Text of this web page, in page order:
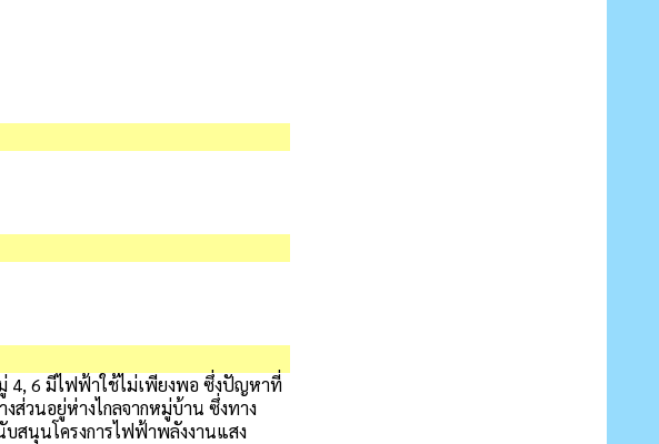
6 มีไฟฟ้าใช้ไม่เพียงพอ ซึ่งปัญหาที่
วนอยู่ห่างไกลจากหมู่บ้าน ซึ่งทาง
สนุนโครงการไฟฟ้าพลังงานแสง